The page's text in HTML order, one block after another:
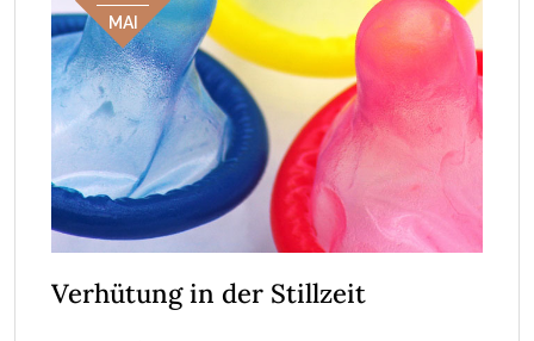
MAI
Verhütung in der Stillzeit